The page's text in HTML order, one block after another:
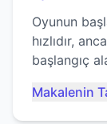
Oyunun
hızlıdır,
başlangıç alanlarını,
Makalenin